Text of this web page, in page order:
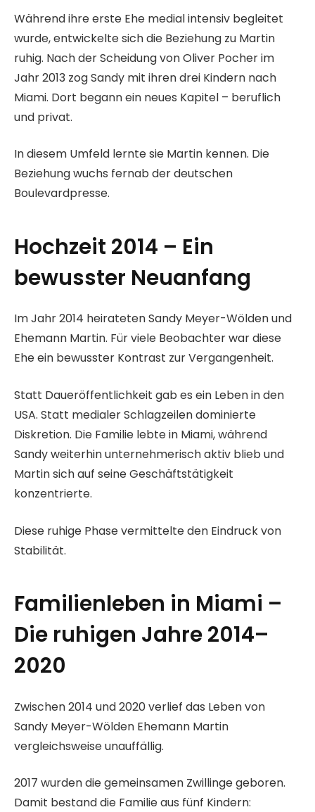
Während ihre erste Ehe medial intensiv begleitet
wurde, entwickelte sich die Beziehung zu Martin
ruhig. Nach der Scheidung von Oliver Pocher im
Jahr 2013 zog Sandy mit ihren drei Kindern nach
Miami. Dort begann ein neues Kapitel – beruflich
und privat.
In diesem Umfeld lernte sie Martin kennen. Die
Beziehung wuchs fernab der deutschen
Boulevardpresse.
Hochzeit 2014 – Ein
bewusster Neuanfang
Im Jahr 2014 heirateten Sandy Meyer-Wölden und
Ehemann Martin. Für viele Beobachter war diese
Ehe ein bewusster Kontrast zur Vergangenheit.
Statt Daueröffentlichkeit gab es ein Leben in den
USA. Statt medialer Schlagzeilen dominierte
Diskretion. Die Familie lebte in Miami, während
Sandy weiterhin unternehmerisch aktiv blieb und
Martin sich auf seine Geschäftstätigkeit
konzentrierte.
Diese ruhige Phase vermittelte den Eindruck von
Stabilität.
Familienleben in Miami –
Die ruhigen Jahre 2014–
2020
Zwischen 2014 und 2020 verlief das Leben von
Sandy Meyer-Wölden Ehemann Martin
vergleichsweise unauffällig.
2017 wurden die gemeinsamen Zwillinge geboren.
Damit bestand die Familie aus fünf Kindern: